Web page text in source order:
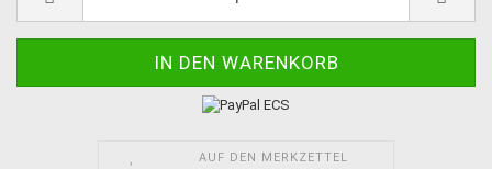
AUF DEN MERKZETTEL